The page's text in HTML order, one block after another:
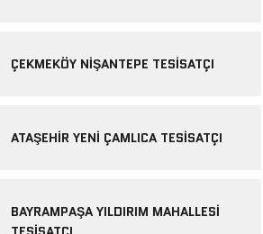
ÇEKMEKÖY NIŞANTEPE TESISATÇI
ATAŞEHIR YENI ÇAMLICA TESISATÇI
BAYRAMPAŞA YILDIRIM MAHALLESI